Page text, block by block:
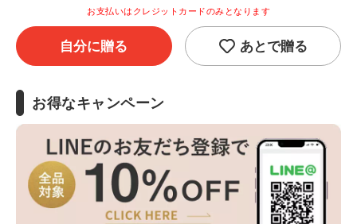
お支払いはクレジットカードのみとなります
自分に贈る あとで贈る
お得なキャンペーン